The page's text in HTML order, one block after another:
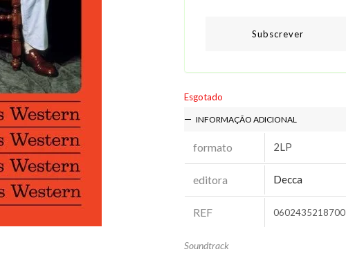
Subscrever
Esgotado
INFORMAÇÃO ADICIONAL
formato 2LP
editora Decca
REF 0602435218700
Soundtrack